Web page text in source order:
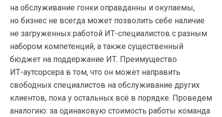
на обслуживание гонки оправданны и окупаемы,
но бизнес не всегда может позволить себе наличие
не загруженных работой ИТ-специалистов с разным
набором компетенций, а также существенный
бюджет на поддержание ИТ. Преимущество
ИТ-аутсорсера в том, что он может направить
свободных специалистов на обслуживание других
клиентов, пока у остальных всё в порядке. Проведем
аналогию: за одинаковую стоимость работы команда